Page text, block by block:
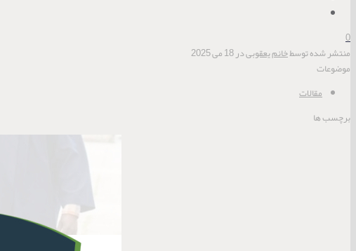
0
منتشر شده توسطخانم یعقوبیدر18 می 2025
موضوعات
مقالات
برچسب ها